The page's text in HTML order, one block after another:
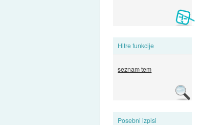
Hitre funkcije
seznam tem
Posebni izpisi